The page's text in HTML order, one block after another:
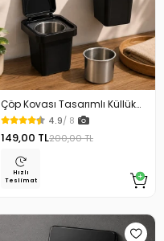
Çöp Kovası Tasarımlı Küllük
Duvar Masaüstü ve Araç İçin
Uygun Kullanım
4.9/ 8
149,00 TL200,00 TL
Hızlı
Teslimat